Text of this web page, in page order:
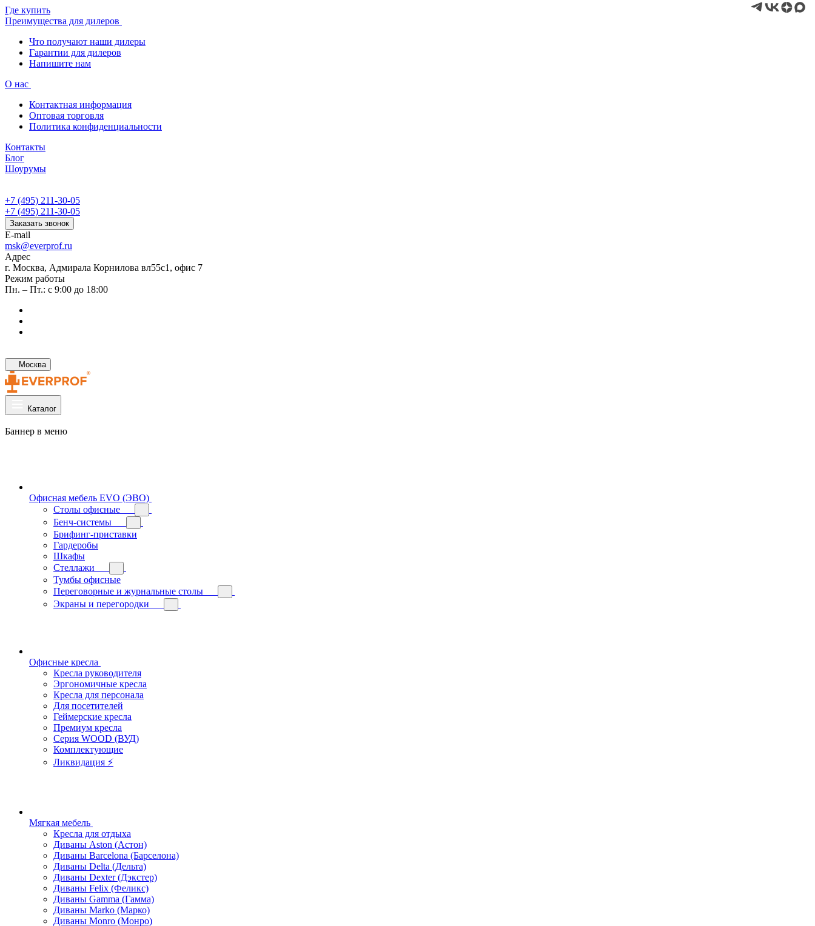
Где купить
Преимущества для дилеров
Что получают наши дилеры
Гарантии для дилеров
Напишите нам
О нас
Контактная информация
Оптовая торговля
Политика конфиденциальности
Контакты
Блог
Шоурумы
+7 (495) 211-30-05
+7 (495) 211-30-05
Заказать звонок
E-mail
msk@everprof.ru
Адрес
г. Москва, Адмирала Корнилова вл55с1, офис 7
Режим работы
Пн. – Пт.: с 9:00 до 18:00
Москва
Каталог
Баннер в меню
Офисная мебель EVO (ЭВО)
Cтолы офисные
Бенч-системы
Брифинг-приставки
Гардеробы
Шкафы
Стеллажи
Тумбы офисные
Переговорные и журнальные столы
Экраны и перегородки
Офисные кресла
Кресла руководителя
Эргономичные кресла
Кресла для персонала
Для посетителей
Геймерские кресла
Премиум кресла
Серия WOOD (ВУД)
Комплектующие
Ликвидация ⚡
Мягкая мебель
Кресла для отдыха
Диваны Aston (Астон)
Диваны Barcelona (Барселона)
Диваны Delta (Дельта)
Диваны Dexter (Дэкстер)
Диваны Felix (Феликс)
Диваны Gamma (Гамма)
Диваны Marko (Марко)
Диваны Monro (Монро)